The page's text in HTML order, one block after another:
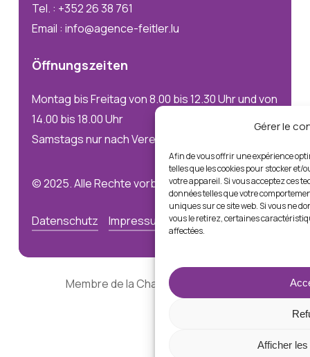
Gérer le
Afin de vous offrir une expérience
telles que les cookies pour stocker
votre appareil. Si vous acceptez ces
données telles que votre
uniques sur ce site web. Si vous ne
vous le retirez, certaines
affectées.
Afficher
Tel. : +352 26 38 761
Email : info@agence-feitler.lu
Öffnungszeiten
Montag bis Freitag von 8.00 bis 12.30 Uhr und von
14.00 bis 18.00 Uhr
Samstags nur nach Vereinbarung
© 2025. Alle Rechte vorbehalten
Datenschutz Impressum
Membre de la Chambre Immobilière